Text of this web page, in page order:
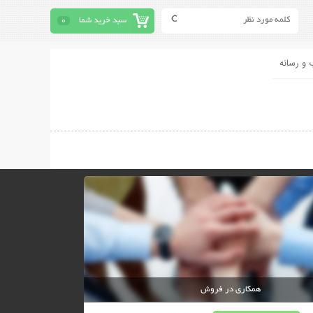
سبد خرید شما 0
و رسانه
همکاری در فروش